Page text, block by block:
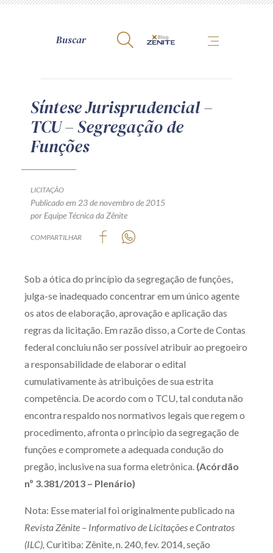
A Zênite
Como publicar conosco
Política de Privacidade
Guia de Direitos dos Titulares de Dados
Encarregado (contato)
Produtos e serviços
Zênite Fácil IA
Zênite Play
Orientação por Escrito
Capacitação
Zênite Online
Eventos presenciais
Zênite in Company
Diferenciais
Síntese Jurisprudencial –
TCU – Segregação de
Funções
LICITAÇÃO
Publicado em 23 de novembro de 2015
por Equipe Técnica da Zênite
COMPARTILHAR
Sob a ótica do princípio da segregação de funções,
julga-se inadequado concentrar em um único agente
os atos de elaboração, aprovação e aplicação das
regras da licitação. Em razão disso, a Corte de Contas
federal concluiu não ser possível atribuir ao pregoeiro
a responsabilidade de elaborar o edital
cumulativamente às atribuições de sua estrita
competência. De acordo com o TCU, tal conduta não
encontra respaldo nos normativos legais que regem o
procedimento, afronta o princípio da segregação de
funções e compromete a adequada condução do
pregão, inclusive na sua forma eletrônica. (Acórdão
nº 3.381/2013 – Plenário)
Nota: Esse material foi originalmente publicado na
Revista Zênite – Informativo de Licitações e Contratos
(ILC), Curitiba: Zênite, n. 240, fev. 2014, seção